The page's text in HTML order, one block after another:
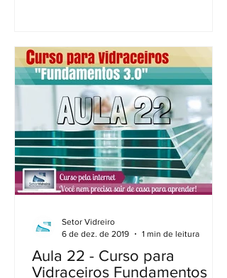
Aula 22 - Curso para
Vidraceiros Fundamentos
Setor Vidreiro
6 de dez. de 2019
1 min de leitura